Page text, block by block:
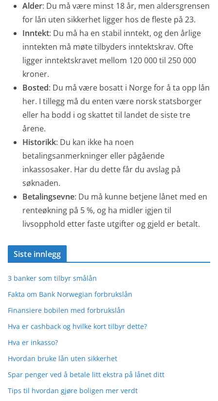
Alder: Du må være minst 18 år, men aldersgrensen
for lån uten sikkerhet ligger hos de fleste på 23.
Inntekt: Du må ha en stabil inntekt, og den årlige
inntekten må møte tilbyders inntektskrav. Ofte
ligger inntektskravet mellom 120 000 til 250 000
kroner.
Bosted: Du må være bosatt i Norge for å ta opp lån
her. I tillegg må du enten være norsk statsborger
eller ha bodd i og skattet til landet de siste tre
årene.
Historikk: Du kan ikke ha noen
betalingsanmerkninger eller pågående
inkassosaker. Har du dette får du avslag på
søknaden.
Betalingsevne: Du må kunne betjene lånet med en
renteøkning på 5 %, og ha midler igjen til
livsopphold etter faste utgifter og gjeld er betalt.
Siste innlegg
3 banker som tilbyr smålån
Fakta om Bank Norwegian forbrukslån
Finansiere bobilen med forbrukslån
Hva er cashback og hvilke kort tilbyr dette?
Hva er inkasso?
Hvordan bruke lån uten sikkerhet
Spar penger ved å betale litt ekstra på lånet ditt
Tips til hvordan gjøre boligen mer verdt